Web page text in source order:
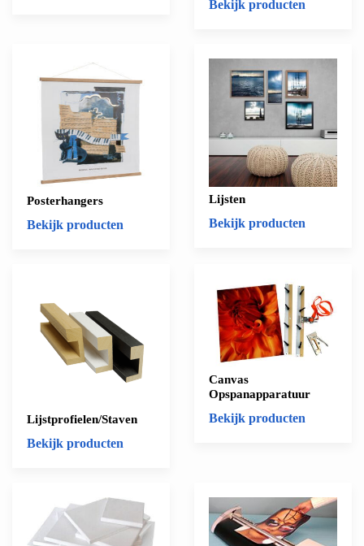
Bekijk producten
Posterhangers
Bekijk producten
Lijsten
Bekijk producten
Lijstprofielen/Staven
Bekijk producten
Canvas
Opspanapparatuur
Bekijk producten